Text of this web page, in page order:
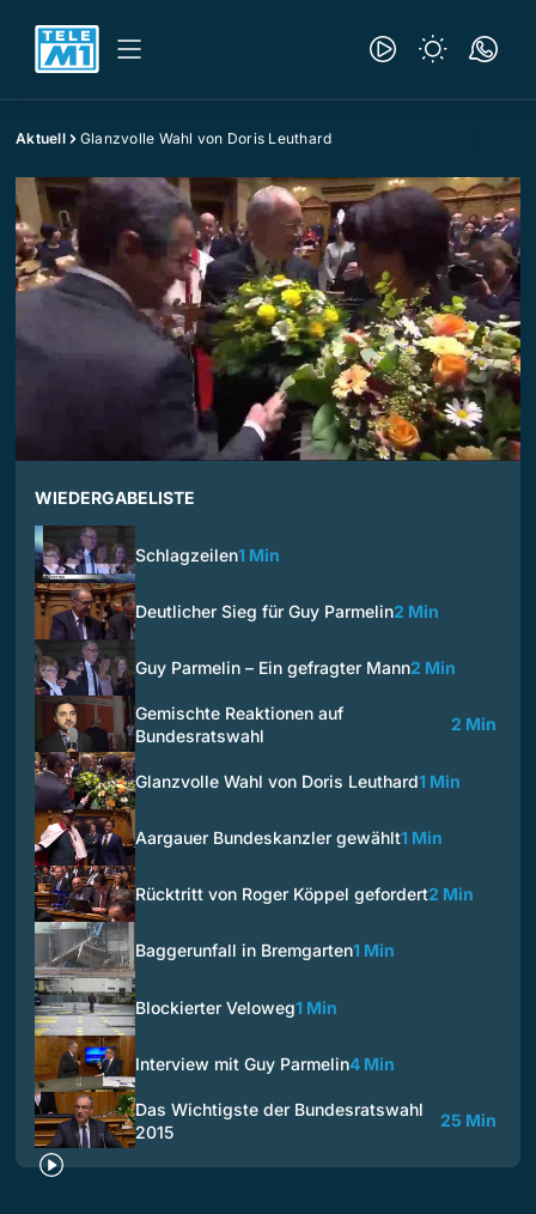
Aktuell Glanzvolle Wahl von Doris Leuthard
WIEDERGABELISTE
Schlagzeilen1 Min
Deutlicher Sieg für Guy Parmelin2 Min
Guy Parmelin – Ein gefragter Mann2 Min
Gemischte Reaktionen auf
Bundesratswahl
2 Min
Glanzvolle Wahl von Doris Leuthard1 Min
Aargauer Bundeskanzler gewählt1 Min
Rücktritt von Roger Köppel gefordert2 Min
Baggerunfall in Bremgarten1 Min
Blockierter Veloweg1 Min
Interview mit Guy Parmelin4 Min
Das Wichtigste der Bundesratswahl
2015
25 Min